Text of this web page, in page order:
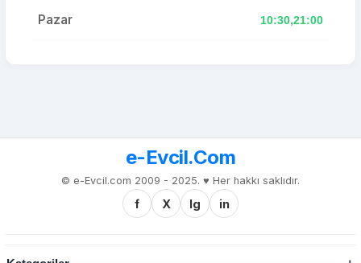
Pazar 10:30,21:00
e-Evcil.Com
© e-Evcil.com 2009 - 2025. ♥️ Her hakkı saklıdır.
f X Ig in